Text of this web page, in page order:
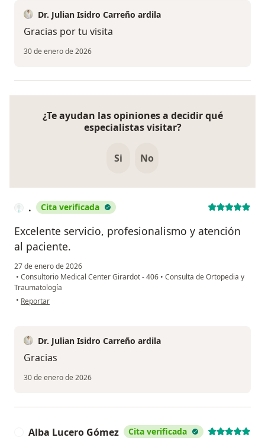
Dr. Julian Isidro Carreño ardila
Gracias por tu visita
30 de enero de 2026
¿Te ayudan las opiniones a decidir qué
especialistas visitar?
Si No
. Cita verificada
Excelente servicio, profesionalismo y atención
al paciente.
27 de enero de 2026
• Consultorio Medical Center Girardot - 406 • Consulta de Ortopedia y
Traumatología
• en opinión del usuario .
Reportar
Dr. Julian Isidro Carreño ardila
Gracias
30 de enero de 2026
Alba Lucero Gómez Cita verificada